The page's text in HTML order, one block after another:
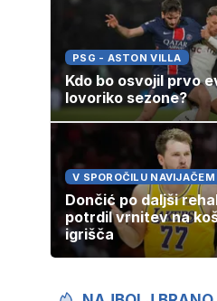
PSG - ASTON VILLA
Kdo bo osvojil prvo
lovoriko sezone?
V SPOROČILU NAVIJAČEM
Dončić po daljši
potrdil vrnitev na
igrišča